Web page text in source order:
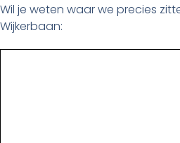
Wil je weten waar we precies
Wijkerbaan: